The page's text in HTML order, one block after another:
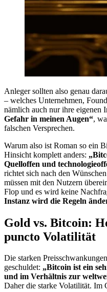
Anleger sollten also genau
– welches Unternehmen,
nämlich auch nur ihre eigenen
Gefahr in meinen Augen“,
falschen Versprechen.
Warum also ist Roman so ein
Hinsicht komplett anders:
Quelloffen und
richtet sich nach den
müssen mit den Nutzern
Flop und es wird keine
Instanz wird die Regeln
Gold vs. Bitcoin:
puncto Volatilität
Die starken
geschuldet: „Bitcoin ist ein
und im Verhältnis zur
Daher die starke Volatilität. Im